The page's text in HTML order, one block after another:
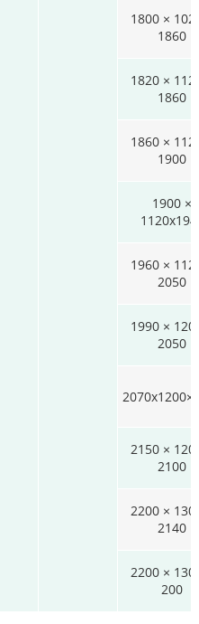
1800 ×
1860
1820 ×
1860
1860 ×
1900
1900 ×
1960 ×
2050
1990 ×
2050
2150 ×
2100
2200 ×
2140
2200 ×
200